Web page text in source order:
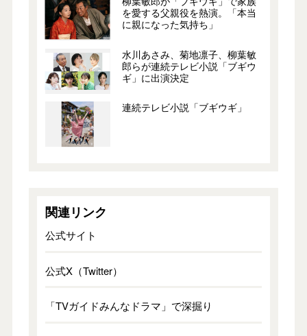
を愛する父親役を熱演。「本当
に親になった気持ち」
水川あさみ、菊地凛子、柳葉敏
郎らが連続テレビ小説「ブギウ
ギ」に出演決定
連続テレビ小説「ブギウギ」
関連リンク
公式サイト
公式X（Twitter）
「TVガイドみんなドラマ」で深掘り